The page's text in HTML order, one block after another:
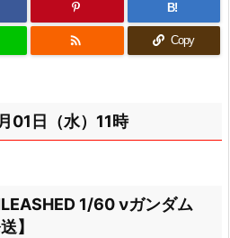
B!
 Copy
01日（水）11時
1/60 νガンダム
】